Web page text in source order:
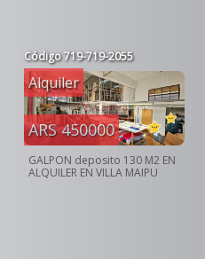
Código719-719-2055
Alquiler
ARS 450000
GALPON deposito 130 M2 EN
ALQUILER EN VILLA MAIPU